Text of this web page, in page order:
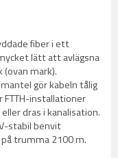
fiber i ett
lätt att avlägsna
mark).
gör kabeln tålig
FTTH-installationer
eller dras i kanalisation.
stabil benvit
trumma 2100 m.